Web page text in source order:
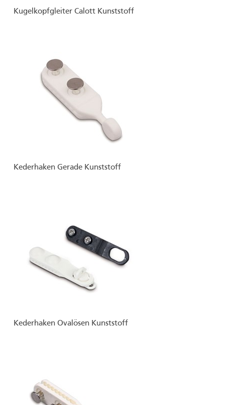
Kugelkopfgleiter Calott Kunststoff
Kederhaken Gerade Kunststoff
Kederhaken Ovalösen Kunststoff